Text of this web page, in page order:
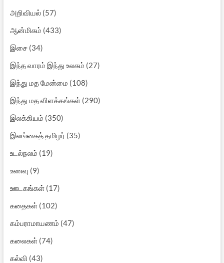
அறிவியல்(57)
ஆன்மிகம் (433)
இசை(34)
இந்த வாரம் இந்து உலகம் (27)
இந்து மத மேன்மை (108)
இந்து மத விளக்கங்கள்(290)
இலக்கியம் (350)
இலங்கைத் தமிழர் (35)
உடல்நலம் (19)
உணவு (9)
ஊடகங்கள்(17)
கதைகள்(102)
கம்பராமாயணம் (47)
கலைகள்(74)
கல்வி (43)